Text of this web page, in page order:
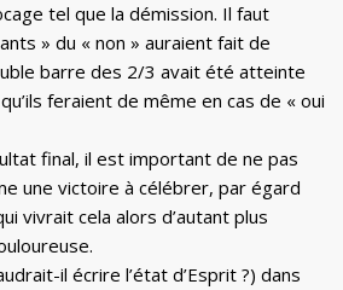
tel que la démission. Il faut
» du « non » auraient fait de
barre des 2/3 avait été atteinte
feraient de même en cas de « oui
final, il est important de ne pas
une victoire à célébrer, par égard
vivrait cela alors d’autant plus
il écrire l’état d’Esprit ?) dans